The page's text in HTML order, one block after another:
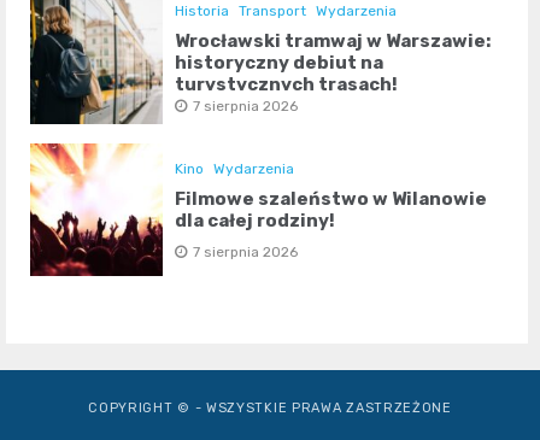
Historia Transport Wydarzenia
Wrocławski tramwaj w Warszawie:
historyczny debiut na
turystycznych trasach!
7 sierpnia 2026
Kino Wydarzenia
Filmowe szaleństwo w Wilanowie
dla całej rodziny!
7 sierpnia 2026
COPYRIGHT © - WSZYSTKIE PRAWA ZASTRZEŻONE